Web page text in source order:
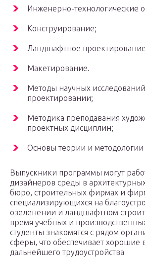
Инженерно-технологические
Конструирование;
Ландшафтное
Макетирование.
Методы научных
проектировании;
Методика преподавания
проектных дисциплин;
Основы теории и
Выпускники программы могут
дизайнеров среды в
бюро, строительных фирмах и
специализирующихся на
озеленении и ландшафтном
время учебных и
студенты знакомятся с рядом
сферы, что обеспечивает хорошие
дальнейшего трудоустройства